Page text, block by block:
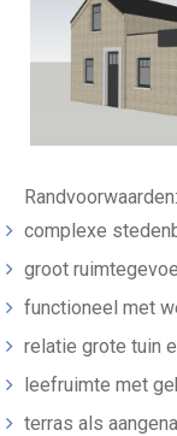
Randvoorwaarden:
complexe
groot
functioneel met
relatie grote tuin
leefruimte met
terras als